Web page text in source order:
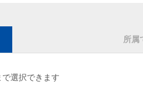
所属
選択できます